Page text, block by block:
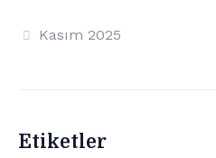
Kasım 2025
Etiketler